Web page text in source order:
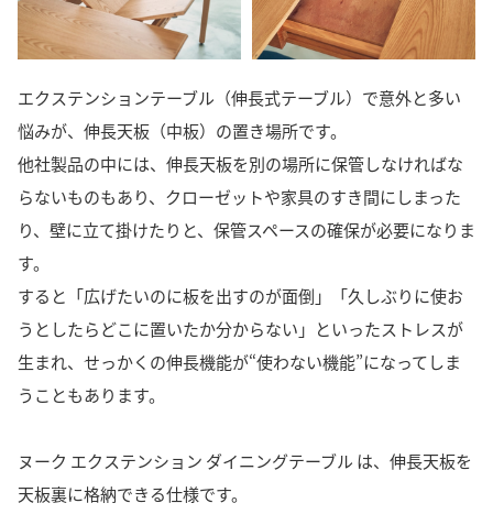
エクステンションテーブル（伸長式テーブル）で意外と多い
悩みが、伸長天板（中板）の置き場所です。
他社製品の中には、伸長天板を別の場所に保管しなければな
らないものもあり、クローゼットや家具のすき間にしまった
り、壁に立て掛けたりと、保管スペースの確保が必要になりま
す。
すると「広げたいのに板を出すのが面倒」「久しぶりに使お
うとしたらどこに置いたか分からない」といったストレスが
生まれ、せっかくの伸長機能が“使わない機能”になってしま
うこともあります。
ヌーク エクステンション ダイニングテーブル は、伸長天板を
天板裏に格納できる仕様です。